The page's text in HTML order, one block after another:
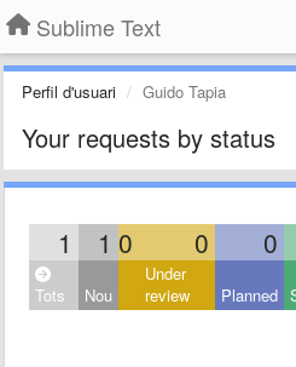
Sublime Text
Perfil d'usuari Guido Tapia
Your requests by status
1 1 0 0 0
Tots Nou
Under
review
Planned